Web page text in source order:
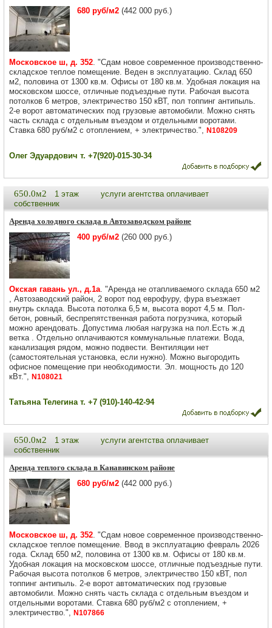
680 руб/м2 (442 000 руб.)
Московское ш, д. 352. "Сдам новое современное производственно-
складское теплое помещение. Веден в эксплуатацию. Склад 650
м2, половина от 1300 кв.м. Офисы от 180 кв.м. Удобная локация на
московском шоссе, отличные подъездные пути. Рабочая высота
потолков 6 метров, электричество 150 кВТ, пол топпинг антипыль.
2-е ворот автоматических под грузовые автомобили. Можно снять
часть склада с отдельным въездом и отдельными воротами.
Ставка 680 руб/м2 с отоплением, + электричество.", N108209
Олег Эдуардович т. +7(920)-015-30-34
650.0м2 1 этаж
услуги агентства оплачивает
собственник
Аренда холодного склада в Автозаводском районе
400 руб/м2 (260 000 руб.)
Окская гавань ул., д.1а. "Аренда не отапливаемого склада 650 м2
, Автозаводский район, 2 ворот под еврофуру, фура въезжает
внутрь склада. Высота потолка 6,5 м, высота ворот 4,5 м. Пол-
бетон, ровный, беспрепятственная работа погрузчика, который
можно арендовать. Допустима любая нагрузка на пол.Есть ж.д
ветка . Отдельно оплачиваются коммунальные платежи. Вода,
канализация рядом, можно подвести. Вентиляции нет
(самостоятельная установка, если нужно). Можно выгородить
офисное помещение при необходимости. Эл. мощность до 120
кВт.", N108021
Татьяна Телегина т. +7 (910)-140-42-94
650.0м2 1 этаж
услуги агентства оплачивает
собственник
Аренда теплого склада в Канавинском районе
680 руб/м2 (442 000 руб.)
Московское ш, д. 352. "Сдам новое современное производственно-
складское теплое помещение. Ввод в эксплуатацию февраль 2026
года. Склад 650 м2, половина от 1300 кв.м. Офисы от 180 кв.м.
Удобная локация на московском шоссе, отличные подъездные пути.
Рабочая высота потолков 6 метров, электричество 150 кВТ, пол
топпинг антипыль. 2-е ворот автоматических под грузовые
автомобили. Можно снять часть склада с отдельным въездом и
отдельными воротами. Ставка 680 руб/м2 с отоплением, +
электричество.", N107866